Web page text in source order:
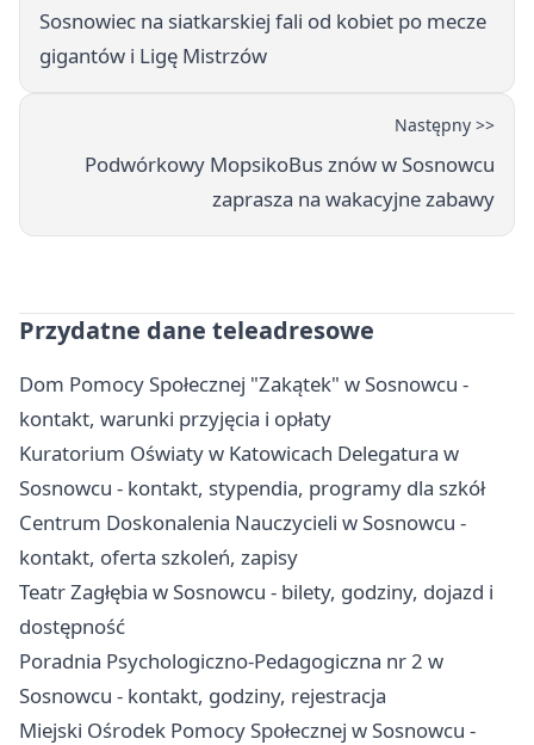
Sosnowiec na siatkarskiej fali od kobiet po mecze
gigantów i Ligę Mistrzów
Następny >>
Podwórkowy MopsikoBus znów w Sosnowcu
zaprasza na wakacyjne zabawy
Przydatne dane teleadresowe
Dom Pomocy Społecznej "Zakątek" w Sosnowcu -
kontakt, warunki przyjęcia i opłaty
Kuratorium Oświaty w Katowicach Delegatura w
Sosnowcu - kontakt, stypendia, programy dla szkół
Centrum Doskonalenia Nauczycieli w Sosnowcu -
kontakt, oferta szkoleń, zapisy
Teatr Zagłębia w Sosnowcu - bilety, godziny, dojazd i
dostępność
Poradnia Psychologiczno-Pedagogiczna nr 2 w
Sosnowcu - kontakt, godziny, rejestracja
Miejski Ośrodek Pomocy Społecznej w Sosnowcu -